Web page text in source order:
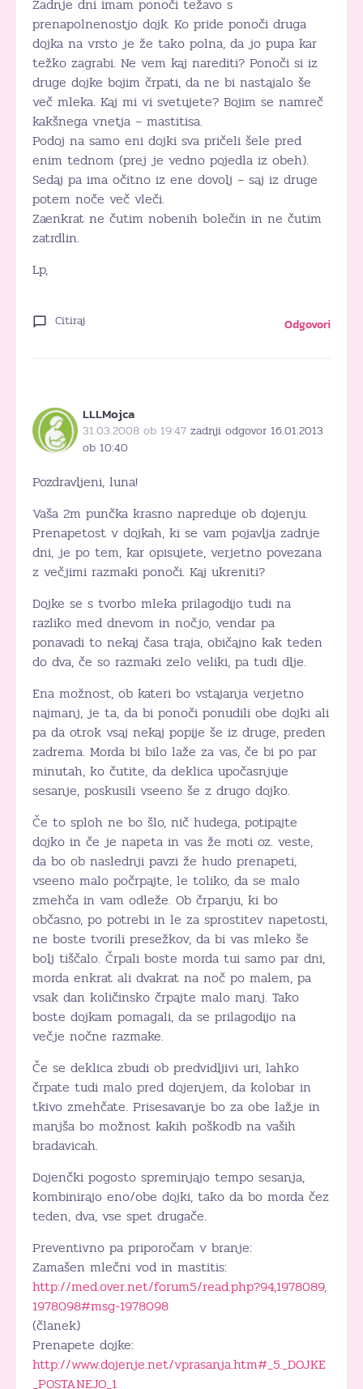
Zadnje dni imam ponoči težavo s
prenapolnenostjo dojk. Ko pride ponoči druga
dojka na vrsto je že tako polna, da jo pupa kar
težko zagrabi. Ne vem kaj narediti? Ponoči si iz
druge dojke bojim črpati, da ne bi nastajalo še
več mleka. Kaj mi vi svetujete? Bojim se namreč
kakšnega vnetja – mastitisa.
Podoj na samo eni dojki sva pričeli šele pred
enim tednom (prej je vedno pojedla iz obeh).
Sedaj pa ima očitno iz ene dovolj – saj iz druge
potem noče več vleči.
Zaenkrat ne čutim nobenih bolečin in ne čutim
zatrdlin.
Lp,
Citiraj Odgovori
LLLMojca
31.03.2008 ob 19:47 zadnji odgovor 16.01.2013
ob 10:40
Pozdravljeni, luna!
Vaša 2m punčka krasno napreduje ob dojenju.
Prenapetost v dojkah, ki se vam pojavlja zadnje
dni, je po tem, kar opisujete, verjetno povezana
z večjimi razmaki ponoči. Kaj ukreniti?
Dojke se s tvorbo mleka prilagodijo tudi na
razliko med dnevom in nočjo, vendar pa
ponavadi to nekaj časa traja, običajno kak teden
do dva, če so razmaki zelo veliki, pa tudi dlje.
Ena možnost, ob kateri bo vstajanja verjetno
najmanj, je ta, da bi ponoči ponudili obe dojki ali
pa da otrok vsaj nekaj popije še iz druge, preden
zadrema. Morda bi bilo laže za vas, če bi po par
minutah, ko čutite, da deklica upočasnjuje
sesanje, poskusili vseeno še z drugo dojko.
Če to sploh ne bo šlo, nič hudega, potipajte
dojko in če je napeta in vas že moti oz. veste,
da bo ob naslednji pavzi že hudo prenapeti,
vseeno malo počrpajte, le toliko, da se malo
zmehča in vam odleže. Ob črpanju, ki bo
občasno, po potrebi in le za sprostitev napetosti,
ne boste tvorili presežkov, da bi vas mleko še
bolj tiščalo. Črpali boste morda tui samo par dni,
morda enkrat ali dvakrat na noč po malem, pa
vsak dan količinsko črpajte malo manj. Tako
boste dojkam pomagali, da se prilagodijo na
večje nočne razmake.
Če se deklica zbudi ob predvidljivi uri, lahko
črpate tudi malo pred dojenjem, da kolobar in
tkivo zmehčate. Prisesavanje bo za obe lažje in
manjša bo možnost kakih poškodb na vaših
bradavicah.
Dojenčki pogosto spreminjajo tempo sesanja,
kombinirajo eno/obe dojki, tako da bo morda čez
teden, dva, vse spet drugače.
Preventivno pa priporočam v branje:
Zamašen mlečni vod in mastitis:
http://med.over.net/forum5/read.php?94,1978089,
1978098#msg-1978098
(članek)
Prenapete dojke:
http://www.dojenje.net/vprasanja.htm#_5._DOJKE
_POSTANEJO_1